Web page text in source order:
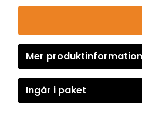
Mer produktinformation
Ingår i paket